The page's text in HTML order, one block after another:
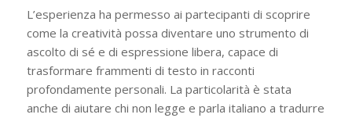
L’esperienza ha permesso ai partecipanti di scoprire
come la creatività possa diventare uno strumento di
ascolto di sé e di espressione libera, capace di
trasformare frammenti di testo in racconti
profondamente personali. La particolarità è stata
anche di aiutare chi non legge e parla italiano a tradurre